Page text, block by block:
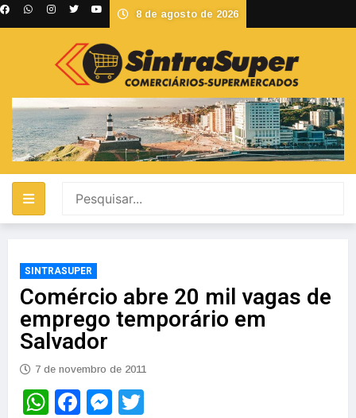
8 de agosto de 2026
SINTRASUPER
Comércio abre 20 mil vagas de
emprego temporário em
Salvador
7 de novembro de 2011
WhatsApp
Facebook
Messenger